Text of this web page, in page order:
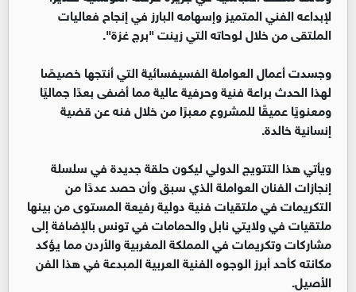
لإبداعه الفني المتميز وإسهامه البارز في إنجاح فعاليات
الملتقى من خلال لوحاته التي زينت "برج غزة".
وجسدت أعمال العواملة الفسيفسائية التي أنتجها خصيصًا
لهذا الحدث براعة فنية وحرفية عالية مما أضفى بعدًا جماليًا
ومعنويًا عميقًا للمشروع معبرًا من خلال فنه عن قضية
إنسانية خالدة.
ويأتي هذا التتويج الدولي ليكون حلقة جديدة في سلسلة
إنجازات الفنان العواملة الذي سبق وأن حصد عددًا من
التكريمات في ملتقيات فنية دولية رفيعة المستوى من بينها
ملتقيات في ولايتي نابل والحمامات في تونس بالإضافة إلى
مشاركات وتكريمات في المملكة المغربية والأردن مما يؤكد
مكانته كأحد أبرز الوجوه الفنية العربية المبدعة في هذا الفن
الأصيل.